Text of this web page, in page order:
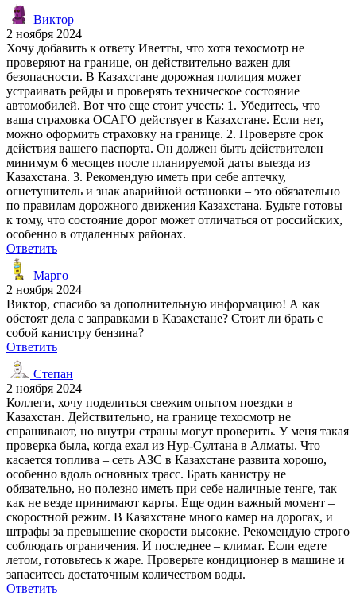
Виктор
2 ноября 2024
Хочу добавить к ответу Иветты, что хотя техосмотр не
проверяют на границе, он действительно важен для
безопасности. В Казахстане дорожная полиция может
устраивать рейды и проверять техническое состояние
автомобилей. Вот что еще стоит учесть: 1. Убедитесь, что
ваша страховка ОСАГО действует в Казахстане. Если нет,
можно оформить страховку на границе. 2. Проверьте срок
действия вашего паспорта. Он должен быть действителен
минимум 6 месяцев после планируемой даты выезда из
Казахстана. 3. Рекомендую иметь при себе аптечку,
огнетушитель и знак аварийной остановки – это обязательно
по правилам дорожного движения Казахстана. Будьте готовы
к тому, что состояние дорог может отличаться от российских,
особенно в отдаленных районах.
Ответить
Марго
2 ноября 2024
Виктор, спасибо за дополнительную информацию! А как
обстоят дела с заправками в Казахстане? Стоит ли брать с
собой канистру бензина?
Ответить
Степан
2 ноября 2024
Коллеги, хочу поделиться свежим опытом поездки в
Казахстан. Действительно, на границе техосмотр не
спрашивают, но внутри страны могут проверить. У меня такая
проверка была, когда ехал из Нур-Султана в Алматы. Что
касается топлива – сеть АЗС в Казахстане развита хорошо,
особенно вдоль основных трасс. Брать канистру не
обязательно, но полезно иметь при себе наличные тенге, так
как не везде принимают карты. Еще один важный момент –
скоростной режим. В Казахстане много камер на дорогах, и
штрафы за превышение скорости высокие. Рекомендую строго
соблюдать ограничения. И последнее – климат. Если едете
летом, готовьтесь к жаре. Проверьте кондиционер в машине и
запаситесь достаточным количеством воды.
Ответить